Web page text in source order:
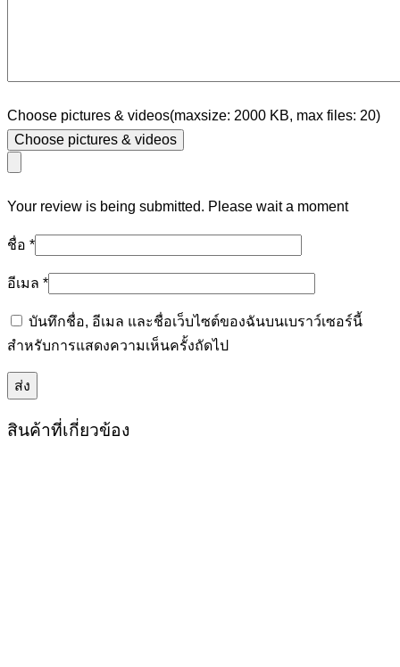
Choose pictures & videos(maxsize: 2000 KB, max files: 20)
Choose pictures & videos
Your review is being submitted. Please wait a moment
ชื่อ *
อีเมล *
บันทึกชื่อ, อีเมล และชื่อเว็บไซต์ของฉันบนเบราว์เซอร์นี้
สำหรับการแสดงความเห็นครั้งถัดไป
สินค้าที่เกี่ยวข้อง